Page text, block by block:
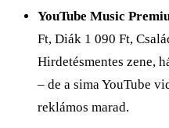
YouTube Music
Ft, Diák 1 090 Ft,
Hirdetésmentes zene,
– de a sima YouTube
reklámos marad.